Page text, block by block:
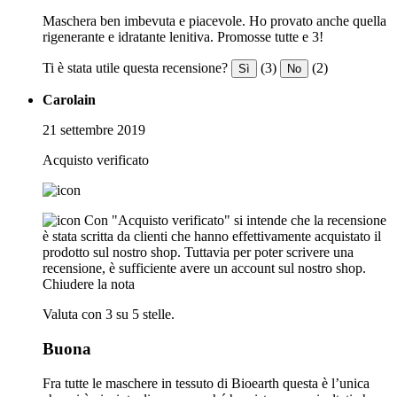
Maschera ben imbevuta e piacevole. Ho provato anche quella
rigenerante e idratante lenitiva. Promosse tutte e 3!
Ti è stata utile questa recensione? Sì (3) No (2)
Carolain
21 settembre 2019
Acquisto verificato
Con "Acquisto verificato" si intende che la recensione
è stata scritta da clienti che hanno effettivamente acquistato il
prodotto sul nostro shop. Tuttavia per poter scrivere una
recensione, è sufficiente avere un account sul nostro shop.
Chiudere la nota
Valuta con 3 su 5 stelle.
Buona
Fra tutte le maschere in tessuto di Bioearth questa è l’unica